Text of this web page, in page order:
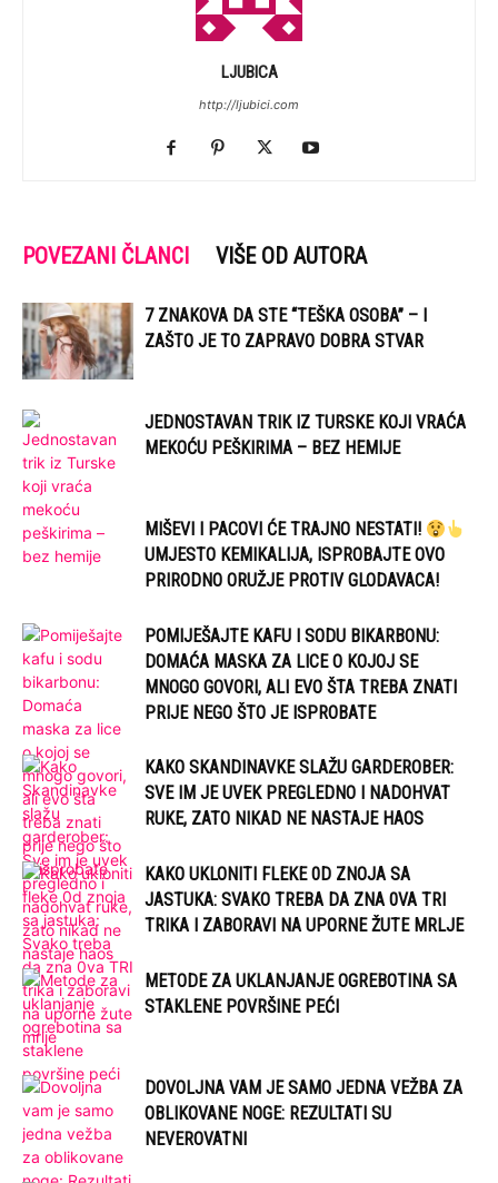
LJUBICA
http://ljubici.com
POVEZANI ČLANCI VIŠE OD AUTORA
7 ZNAKOVA DA STE “TEŠKA OSOBA” – I
ZAŠTO JE TO ZAPRAVO DOBRA STVAR
JEDNOSTAVAN TRIK IZ TURSKE KOJI VRAĆA
MEKOĆU PEŠKIRIMA – BEZ HEMIJE
MIŠEVI I PACOVI ĆE TRAJNO NESTATI!
UMJESTO KEMIKALIJA, ISPROBAJTE OVO
PRIRODNO ORUŽJE PROTIV GLODAVACA!
POMIJEŠAJTE KAFU I SODU BIKARBONU:
DOMAĆA MASKA ZA LICE O KOJOJ SE
MNOGO GOVORI, ALI EVO ŠTA TREBA ZNATI
PRIJE NEGO ŠTO JE ISPROBATE
KAKO SKANDINAVKE SLAŽU GARDEROBER:
SVE IM JE UVEK PREGLEDNO I NADOHVAT
RUKE, ZATO NIKAD NE NASTAJE HAOS
KAKO UKLONITI FLEKE 0D ZNOJA SA
JASTUKA: SVAKO TREBA DA ZNA 0VA TRI
TRIKA I ZABORAVI NA UPORNE ŽUTE MRLJE
METODE ZA UKLANJANJE OGREBOTINA SA
STAKLENE POVRŠINE PEĆI
DOVOLJNA VAM JE SAMO JEDNA VEŽBA ZA
OBLIKOVANE NOGE: REZULTATI SU
NEVEROVATNI